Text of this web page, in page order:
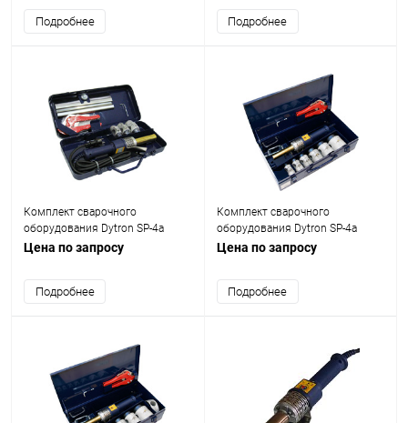
Подробнее Подробнее
Комплект сварочного
оборудования Dytron SP-4a
650W TraceWeld Mini blue
Цена по запросу
Подробнее
Комплект сварочного
оборудования Dytron SP-4a
650W TraceWeld Standard blue
Цена по запросу
Подробнее